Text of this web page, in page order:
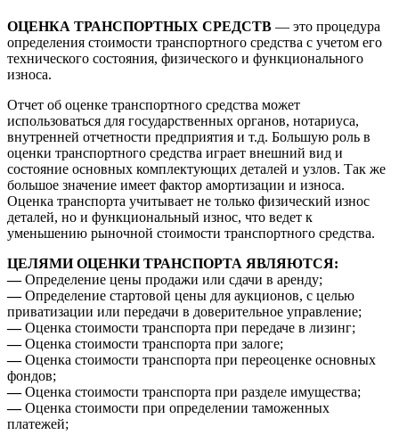
ОЦЕНКА ТРАНСПОРТНЫХ СРЕДСТВ — это процедура
определения стоимости транспортного средства с учетом его
технического состояния, физического и функционального
износа.
Отчет об оценке транспортного средства может
использоваться для государственных органов, нотариуса,
внутренней отчетности предприятия и т.д. Большую роль в
оценки транспортного средства играет внешний вид и
состояние основных комплектующих деталей и узлов. Так же
большое значение имеет фактор амортизации и износа.
Оценка транспорта учитывает не только физический износ
деталей, но и функциональный износ, что ведет к
уменьшению рыночной стоимости транспортного средства.
ЦЕЛЯМИ ОЦЕНКИ ТРАНСПОРТА ЯВЛЯЮТСЯ:
—Определение цены продажи или сдачи в аренду;
—Определение стартовой цены для аукционов, с целью
приватизации или передачи в доверительное управление;
—Оценка стоимости транспорта при передаче в лизинг;
—Оценка стоимости транспорта при залоге;
—Оценка стоимости транспорта при переоценке основных
фондов;
—Оценка стоимости транспорта при разделе имущества;
—Оценка стоимости при определении таможенных
платежей;